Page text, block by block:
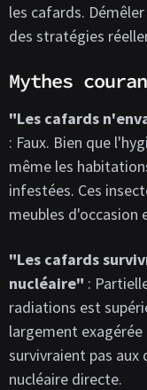
les cafards.
des stratégies
Mythes
"Les cafards
: Faux. Bien que
même les
infestées. Ces
meubles d'occasion
"Les cafards
nucléaire" :
radiations est
largement
survivraient pas aux
nucléaire directe.